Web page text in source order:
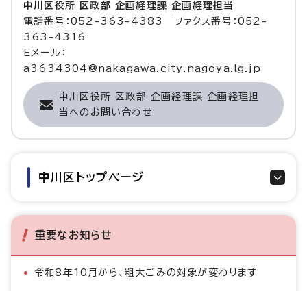
中川区役所 区政部 企画経理課 企画経理担当
電話番号：052-363-4383 ファクス番号：052-
363-4316
Eメール：
a3634304@nakagawa.city.nagoya.lg.jp
中川区役所 区政部 企画経理課 企画経理担
当へのお問い合わせ
中川区トップページ
重要なお知らせ
令和8年10月から、粗大ごみの対象が変わります